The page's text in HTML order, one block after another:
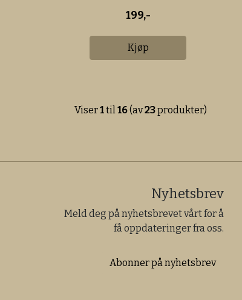
199,-
Kjøp
Viser1til16(av23produkter)
Nyhetsbrev
Meld deg på nyhetsbrevet vårt for å
få oppdateringer fra oss.
Abonner på nyhetsbrev